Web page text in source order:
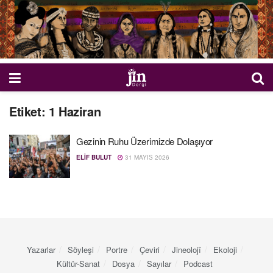
Etiket: 1 Haziran
Gezinin Ruhu Üzerimizde Dolaşıyor
ELIF BULUT 31 MAYIS 2026
Yazarlar Söyleşi Portre Çeviri Jineolojî
Ekoloji
Kültür-Sanat
Dosya Sayılar Podcast